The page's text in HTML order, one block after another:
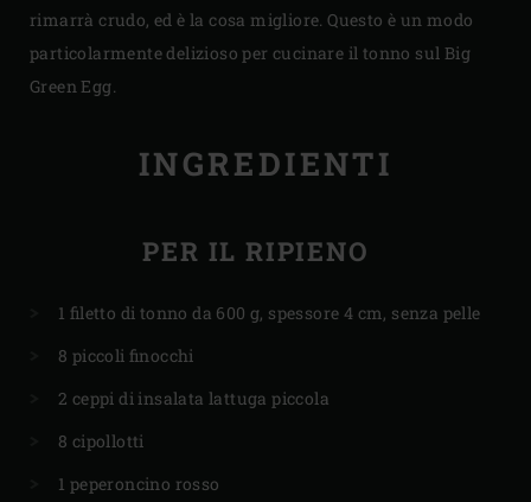
rimarrà crudo, ed è la cosa migliore. Questo è un modo
particolarmente delizioso per cucinare il tonno sul Big
Green Egg.
INGREDIENTI
PER IL RIPIENO
1 filetto di tonno da 600 g, spessore 4 cm, senza pelle
8 piccoli finocchi
2 ceppi di insalata lattuga piccola
8 cipollotti
1 peperoncino rosso